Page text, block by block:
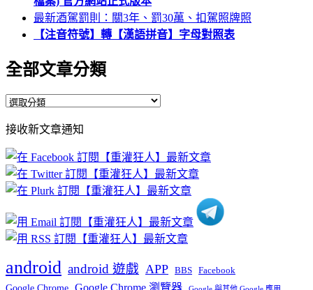
最新酒駕罰則：關3年、罰30萬、扣駕照牌照
【注音符號】轉【漢語拼音】字母對照表
全部文章分類
全
文
章
分
類
接收新文章通知
android android 遊戲 APP BBS Facebook
Google Chrome Google Chrome 瀏覽器